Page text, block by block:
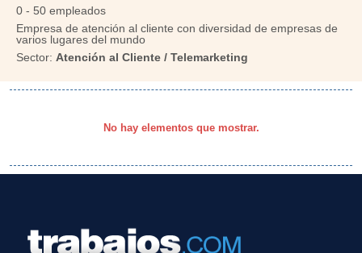
0 - 50 empleados
Empresa de atención al cliente con diversidad de empresas de
varios lugares del mundo
Sector: Atención al Cliente / Telemarketing
No hay elementos que mostrar.